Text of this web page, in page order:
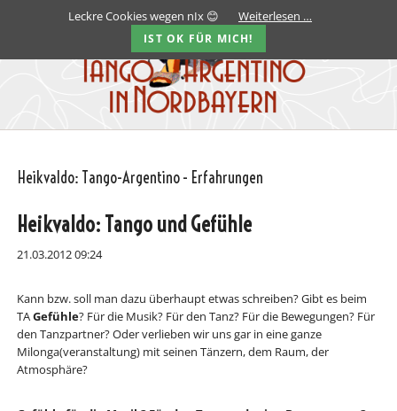
Heikvaldo: Tango-Argentino - Erfahrungen
Heikvaldo: Tango und Gefühle
21.03.2012 09:24
Kann bzw. soll man dazu überhaupt etwas schreiben? Gibt es beim
TAGefühle? Für die Musik? Für den Tanz? Für die Bewegungen? Für
den Tanzpartner? Oder verlieben wir uns gar in eine ganze
Milonga(veranstaltung) mit seinen Tänzern, dem Raum, der
Atmosphäre?
Leckre Cookies wegen nIx 😊 Weiterlesen …
IST OK FÜR MICH!